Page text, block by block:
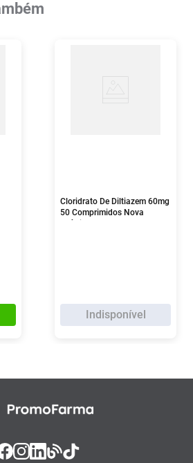
Cloridrato De Diltiazem 60mg
50 Comprimidos Nova
Indisponível